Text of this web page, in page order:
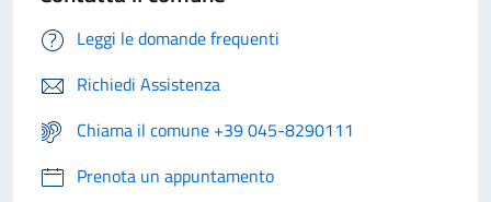
Leggi le domande frequenti
Richiedi Assistenza
Chiama il comune +39 045-8290111
Prenota un appuntamento